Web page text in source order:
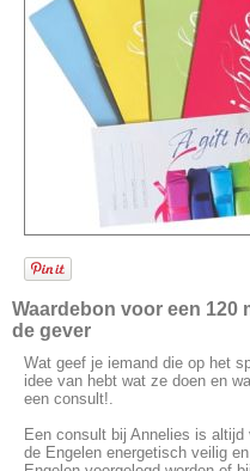
Waardebon voor een 120
de gever
Wat geef je iemand die op het
idee van hebt wat ze doen en
een consult!.
Een consult bij Annelies is
de Engelen energetisch veilig